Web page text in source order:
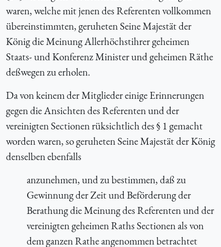
waren, welche mit jenen des Referenten vollkommen
übereinstimmten, geruheten Seine Majestät der
König die Meinung Allerhöchstihrer geheimen
Staats- und Konferenz Minister und geheimen Räthe
deßwegen zu erholen.
Da von keinem der Mitglieder einige Erinnerungen
gegen die Ansichten des Referenten und der
vereinigten Sectionen rüksichtlich des § 1 gemacht
worden waren, so geruheten Seine Majestät der König
denselben ebenfalls
anzunehmen, und zu bestimmen, daß zu
Gewinnung der Zeit und Beförderung der
Berathung die Meinung des Referenten und der
vereinigten geheimen Raths Sectionen als von
dem ganzen Rathe angenommen betrachtet